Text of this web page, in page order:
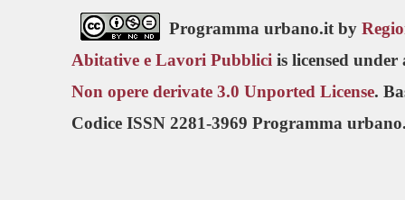
Programma urbano.it by
Abitative e Lavori Pubblici is licensed
Non opere derivate 3.0 Unported License.
Codice ISSN 2281-3969 Programma